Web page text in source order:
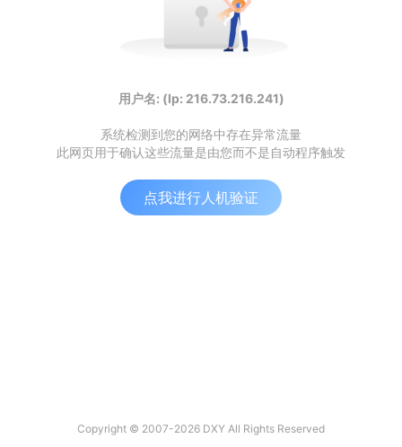
用户名: (Ip: 216.73.216.241)
系统检测到您的网络中存在异常流量
此网页用于确认这些流量是由您而不是自动程序触发
点我进行人机验证
Copyright © 2007-2026 DXY All Rights Reserved